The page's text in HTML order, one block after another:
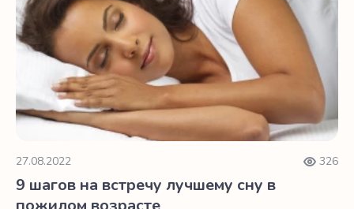
27.08.2022 326
9 шагов на встречу лучшему сну в